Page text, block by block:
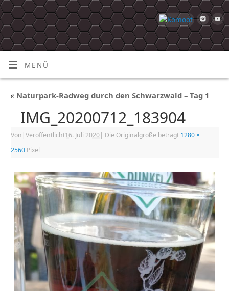
MENÜ
« Naturpark-Radweg durch den Schwarzwald – Tag 1
IMG_20200712_183904
Von |Veröffentlicht16. Juli 2020| Die Originalgröße beträgt 1280 ×
2560 Pixel